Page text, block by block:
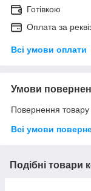
Готівкою
Оплата за
Всі умови оплати
Умови
Повернення
Всі умови
Подібні товари